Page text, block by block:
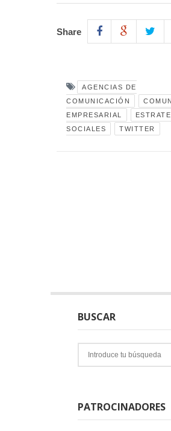
Share
AGENCIAS DE
COMUNICACIÓN
EMPRESARIAL
SOCIALES
TWITTER
BUSCAR
PATROCINADORES